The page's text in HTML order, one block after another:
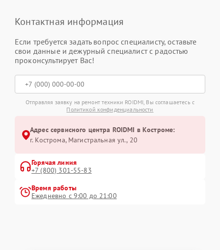
Контактная информация
Если требуется задать вопрос специалисту, оставьте
свои данные и дежурный специалист с радостью
проконсультирует Вас!
Отправляя заявку на ремонт техники ROIDMI, Вы соглашаетесь с
Политикой конфиденциальности
Адрес сервисного центра ROIDMI в Костроме:
г. Кострома, Магистральная ул., 20
Горячая линия
+7 (800) 301-55-83
Время работы
Ежедневно с 9:00 до 21:00